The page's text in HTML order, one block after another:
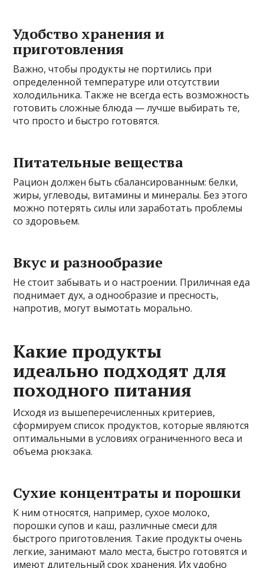
Удобство хранения и
приготовления
Важно, чтобы продукты не портились при
определенной температуре или отсутствии
холодильника. Также не всегда есть возможность
готовить сложные блюда — лучше выбирать те,
что просто и быстро готовятся.
Питательные вещества
Рацион должен быть сбалансированным: белки,
жиры, углеводы, витамины и минералы. Без этого
можно потерять силы или заработать проблемы
со здоровьем.
Вкус и разнообразие
Не стоит забывать и о настроении. Приличная еда
поднимает дух, а однообразие и пресность,
напротив, могут вымотать морально.
Какие продукты
идеально подходят для
походного питания
Исходя из вышеперечисленных критериев,
сформируем список продуктов, которые являются
оптимальными в условиях ограниченного веса и
объема рюкзака.
Сухие концентраты и порошки
К ним относятся, например, сухое молоко,
порошки супов и каш, различные смеси для
быстрого приготовления. Такие продукты очень
легкие, занимают мало места, быстро готовятся и
имеют длительный срок хранения. Их удобно